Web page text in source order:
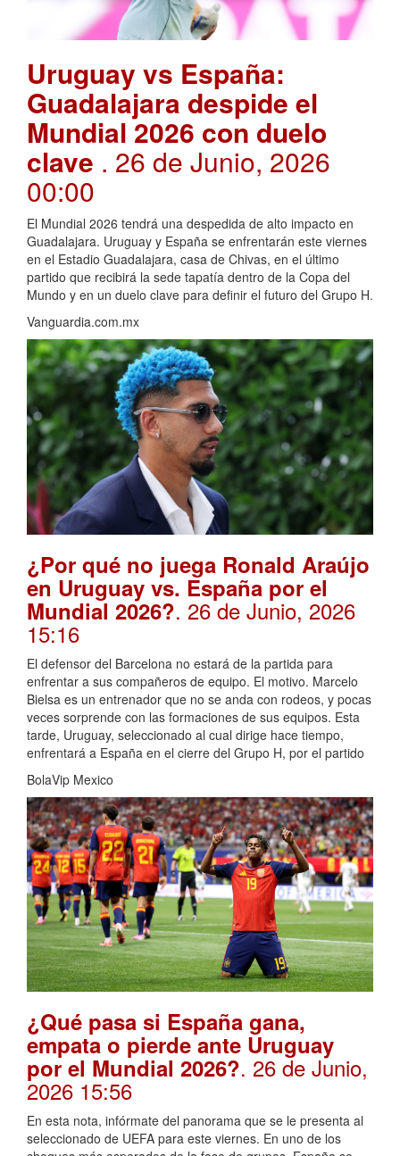
Uruguay vs España:
Guadalajara despide el
Mundial 2026 con duelo
clave . 26 de Junio, 2026
00:00
El Mundial 2026 tendrá una despedida de alto impacto en
Guadalajara. Uruguay y España se enfrentarán este viernes
en el Estadio Guadalajara, casa de Chivas, en el último
partido que recibirá la sede tapatía dentro de la Copa del
Mundo y en un duelo clave para definir el futuro del Grupo H.
Vanguardia.com.mx
¿Por qué no juega Ronald Araújo
en Uruguay vs. España por el
Mundial 2026?. 26 de Junio, 2026
15:16
El defensor del Barcelona no estará de la partida para
enfrentar a sus compañeros de equipo. El motivo. Marcelo
Bielsa es un entrenador que no se anda con rodeos, y pocas
veces sorprende con las formaciones de sus equipos. Esta
tarde, Uruguay, seleccionado al cual dirige hace tiempo,
enfrentará a España en el cierre del Grupo H, por el partido
BolaVip Mexico
¿Qué pasa si España gana,
empata o pierde ante Uruguay
por el Mundial 2026?. 26 de Junio,
2026 15:56
En esta nota, infórmate del panorama que se le presenta al
seleccionado de UEFA para este viernes. En uno de los